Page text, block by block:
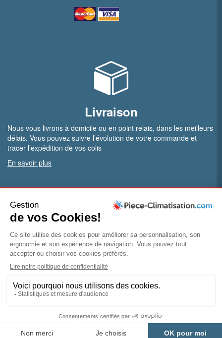
Livraison
Nous vous livrons à domicile ou en point relais, dans les meilleurs
délais. Vous pouvez suivre l’évolution de votre commande et
tracer l’expédition de vos colis
En savoir plus
Vous êtes professionnel ?
Bénéficiez de conditions particulières en ouvrant un compte
pro
Mentions légales|Conditions
générales de vente| Politique de confidentialité